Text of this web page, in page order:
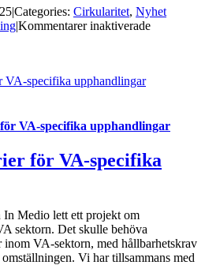
|Categories: Cirkularitet, Nyhet
|Kommentarer inaktiveradeför
VA-specifika upphandlingar
VA-specifika upphandlingar
för VA-specifika
In Medio lett ett projekt om
sektorn. Det skulle behöva
inom VA-sektorn, med hållbarhetskrav
Vi har tillsammans med